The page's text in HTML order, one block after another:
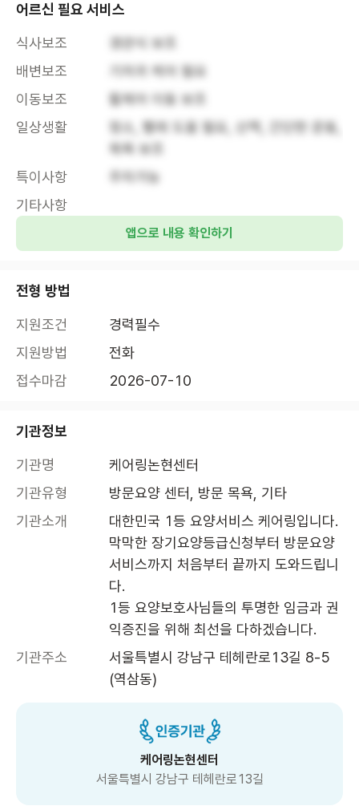
어르신 필요 서비스
식사보조
경관식 보조
배변보조
기저귀 케어 필요
이동보조
휠체어 이동 보조
일상생활
청소, 빨래 도움 필요, 산책, 간단한 운동,
목욕 보조
특이사항
주차가능
기타사항
앱으로 내용 확인하기
전형 방법
지원조건
경력필수
지원방법
전화
접수마감
2026-07-10
기관정보
기관명
케어링논현센터
기관유형
방문요양 센터, 방문 목욕, 기타
기관소개
대한민국 1등 요양서비스 케어링입니다.
막막한 장기요양등급신청부터 방문요양
서비스까지 처음부터 끝까지 도와드립니
다.
1등 요양보호사님들의 투명한 임금과 권
익증진을 위해 최선을 다하겠습니다.
기관주소
서울특별시 강남구 테헤란로13길 8-5
(역삼동)
케어링논현센터
서울특별시 강남구 테헤란로13길